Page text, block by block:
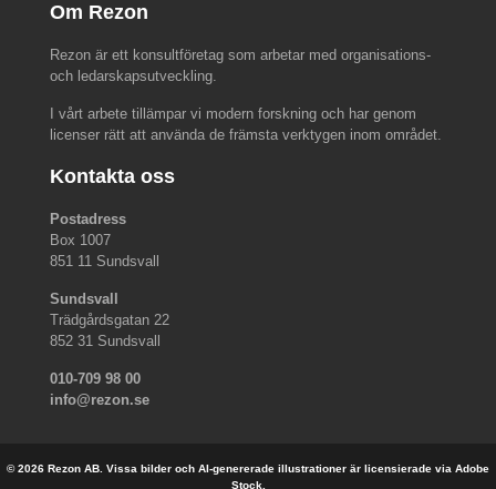
Om Rezon
Rezon är ett konsultföretag som arbetar med organisations-
och ledarskapsutveckling.
I vårt arbete tillämpar vi modern forskning och har genom
licenser rätt att använda de främsta verktygen inom området.
Kontakta oss
Postadress
Box 1007
851 11 Sundsvall
Sundsvall
Trädgårdsgatan 22
852 31 Sundsvall
010-709 98 00
info@rezon.se
© 2026 Rezon AB. Vissa bilder och AI-genererade illustrationer är licensierade via Adobe
Stock.